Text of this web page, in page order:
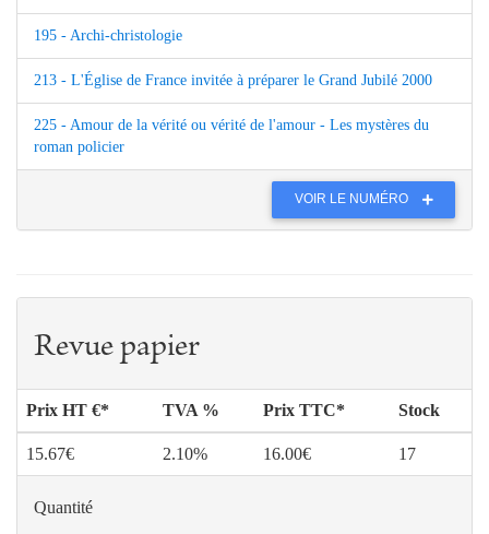
195 - Archi-christologie
213 - L'Église de France invitée à préparer le Grand Jubilé 2000
225 - Amour de la vérité ou vérité de l'amour - Les mystères du
roman policier
VOIR LE NUMÉRO
Revue papier
Prix HT €* TVA % Prix TTC* Stock
15.67€ 2.10% 16.00€ 17
Quantité